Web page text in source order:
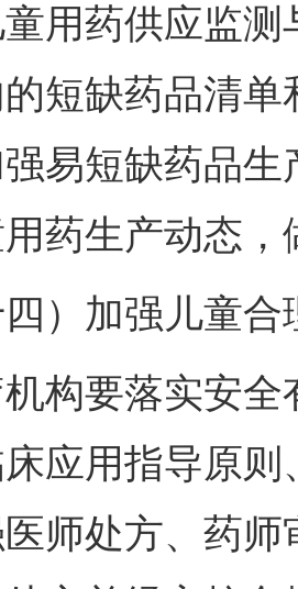
用药供应监
短缺药品清
易短缺药品
药生产动态，
加强儿童合
要落实安全
应用指导原
师处方、药